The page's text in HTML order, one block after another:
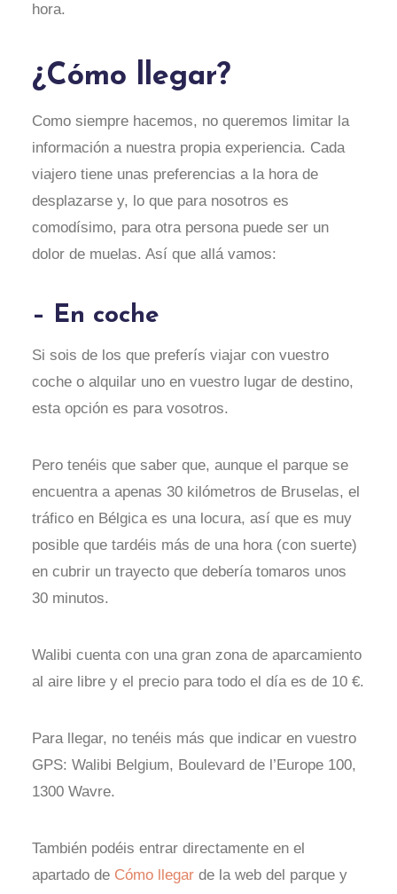
hora.
¿Cómo llegar?
Como siempre hacemos, no queremos limitar la
información a nuestra propia experiencia. Cada
viajero tiene unas preferencias a la hora de
desplazarse y, lo que para nosotros es
comodísimo, para otra persona puede ser un
dolor de muelas. Así que allá vamos:
– En coche
Si sois de los que preferís viajar con vuestro
coche o alquilar uno en vuestro lugar de destino,
esta opción es para vosotros.
Pero tenéis que saber que, aunque el parque se
encuentra a apenas 30 kilómetros de Bruselas, el
tráfico en Bélgica es una locura, así que es muy
posible que tardéis más de una hora (con suerte)
en cubrir un trayecto que debería tomaros unos
30 minutos.
Walibi cuenta con una gran zona de aparcamiento
al aire libre y el precio para todo el día es de 10 €.
Para llegar, no tenéis más que indicar en vuestro
GPS: Walibi Belgium, Boulevard de l’Europe 100,
1300 Wavre.
También podéis entrar directamente en el
apartado de Cómo llegarde la web del parque y